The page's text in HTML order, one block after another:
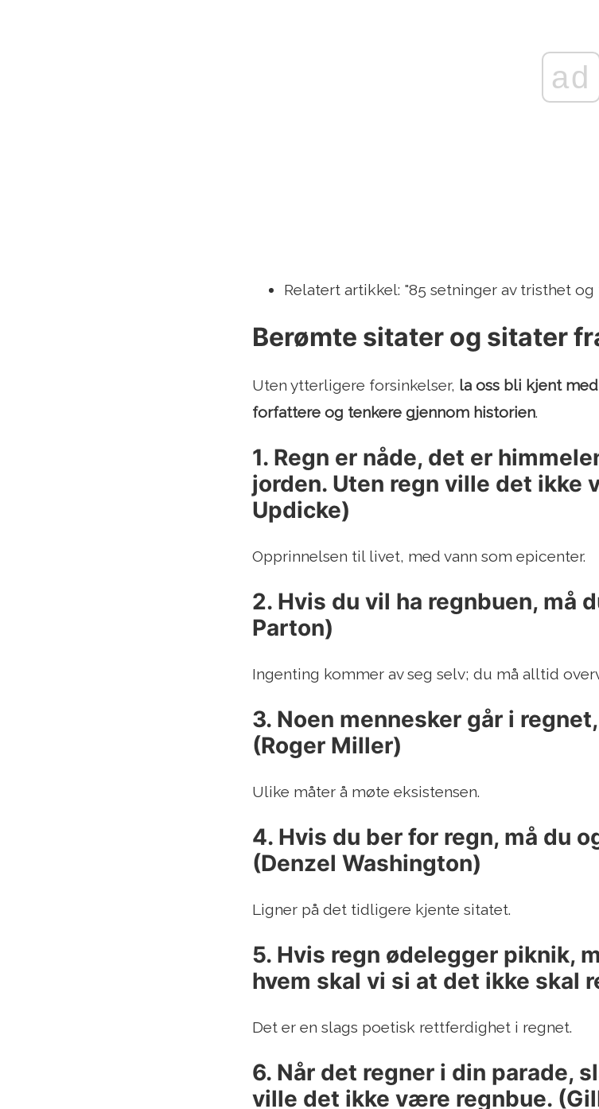
ad
Relatert artikkel: "85 setninger av tristhet
Berømte sitater og sitater
Uten ytterligere forsinkelser, la oss bli kjent
forfattere og tenkere gjennom historien.
1. Regn er nåde, det er
jorden. Uten regn ville det ikke
Updicke)
Opprinnelsen til livet, med vann som epicenter.
2. Hvis du vil ha regnbuen, må
Parton)
Ingenting kommer av seg selv; du må alltid
3. Noen mennesker går i
(Roger Miller)
Ulike måter å møte eksistensen.
4. Hvis du ber for regn, må du
(Denzel Washington)
Ligner på det tidligere kjente sitatet.
5. Hvis regn ødelegger piknik,
hvem skal vi si at det ikke skal
Det er en slags poetisk rettferdighet i regnet.
6. Når det regner i din parade,
ville det ikke være regnbue.